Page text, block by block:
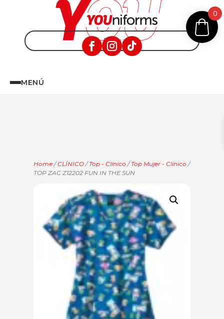
MENÚ
Home /CLÍNICO /Top - Clínico /Top Mujer - Clínico /
TOP ZAC Z12202 FUN IN THE SUN
0